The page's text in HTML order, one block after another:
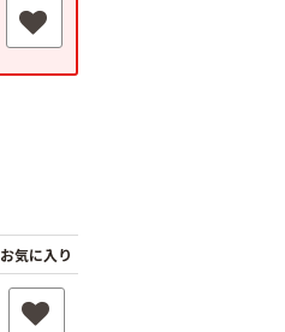
お気に入り